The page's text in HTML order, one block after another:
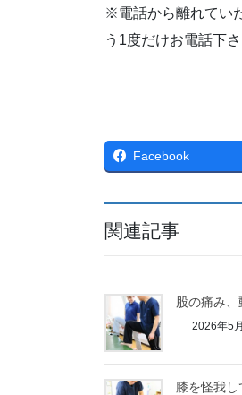
※電話から離れてい
う1度だけお電話下
Facebook
関連記事
股の痛み
2026年5
膝を怪我